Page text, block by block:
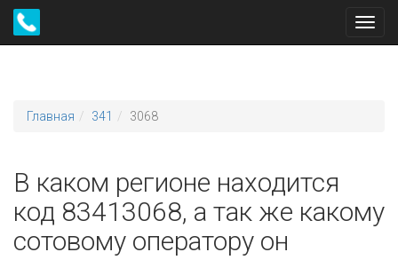
Главная 341 3068
В каком регионе находится
код 83413068, а так же какому
сотовому оператору он